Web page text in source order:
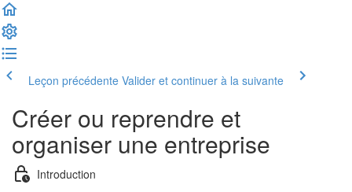
Leçon précédente Valider et continuer à la suivante
Créer ou reprendre et
organiser une entreprise
Introduction